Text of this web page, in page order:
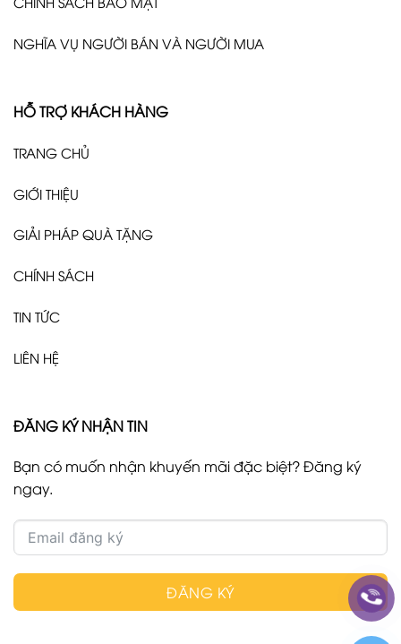
NGHĨA VỤ NGƯỜI BÁN VÀ NGƯỜI MUA
HỖ TRỢ KHÁCH HÀNG
TRANG CHỦ
GIỚI THIỆU
GIẢI PHÁP QUÀ TẶNG
CHÍNH SÁCH
TIN TỨC
LIÊN HỆ
ĐĂNG KÝ NHẬN TIN
Bạn có muốn nhận khuyến mãi đặc biệt? Đăng ký
ngay.
ĐĂNG KÝ